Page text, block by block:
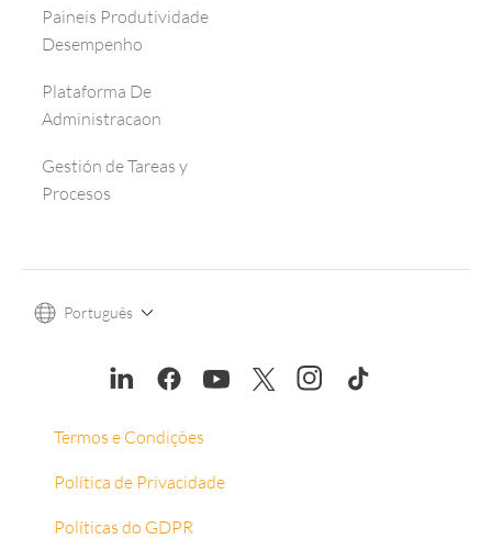
Paineis Produtividade
Desempenho
Plataforma De
Administracaon
Gestión de Tareas y
Procesos
Português
Termos e Condições
Política de Privacidade
Políticas do GDPR